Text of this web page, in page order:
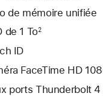
de mémoire unifiée
de 1 To2
ID
FaceTime HD
ports Thunderbolt 4